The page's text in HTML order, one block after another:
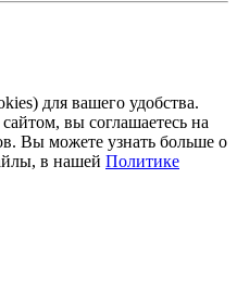
для вашего удобства.
вы соглашаетесь на
Вы можете узнать больше о
в нашей Политике